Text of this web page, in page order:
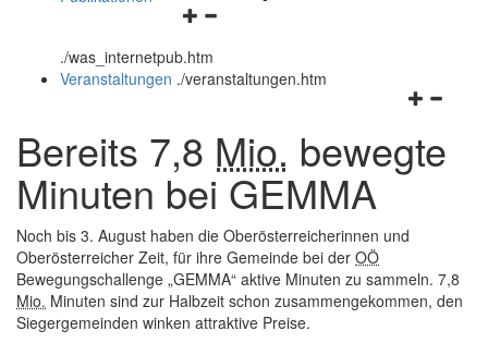
Navigationsmenü
und
schließen
./was_internetpub.htm
und
schließen
Veranstaltungen ./veranstaltungen.htm
Bereits 7,8 Mio. bewegte
Minuten bei GEMMA
Noch bis 3. August haben die Oberösterreicherinnen und
Oberösterreicher Zeit, für ihre Gemeinde bei der OÖ
Bewegungschallenge „GEMMA“ aktive Minuten zu sammeln. 7,8
Mio. Minuten sind zur Halbzeit schon zusammengekommen, den
Siegergemeinden winken attraktive Preise.